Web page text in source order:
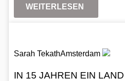
WEITERLESEN
Sarah TekathAmsterdam
IN 15 JAHREN EIN